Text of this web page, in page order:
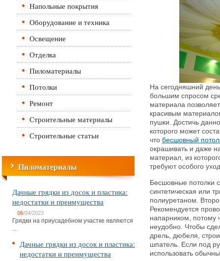
Напольные покрытия
Оборудование и техника
Освещение
Отделка
Пиломатериалы
Потолки
Ремонт
Строительные материалы
Строительные статьи
Пиломатериалы
Дачные грядки из досок и пластика:
недостатки и преимущества
06/04/2023
Грядки на приусадебном участке являются
...
Дачные грядки из досок и пластика:
недостатки и преимущества
На сегодняшний
большим спросом
материала
красивым
пушки. Достичь
которого может
что бесшовный
окрашивать и даже
материал, из
требуют особого
Бесшовные потолки
синтетическая или
полиуретаном.
Рекомендуется
напарником, потому
неудобно. Чтобы
дрель, дюбеля,
шпатель. Если под
использовать